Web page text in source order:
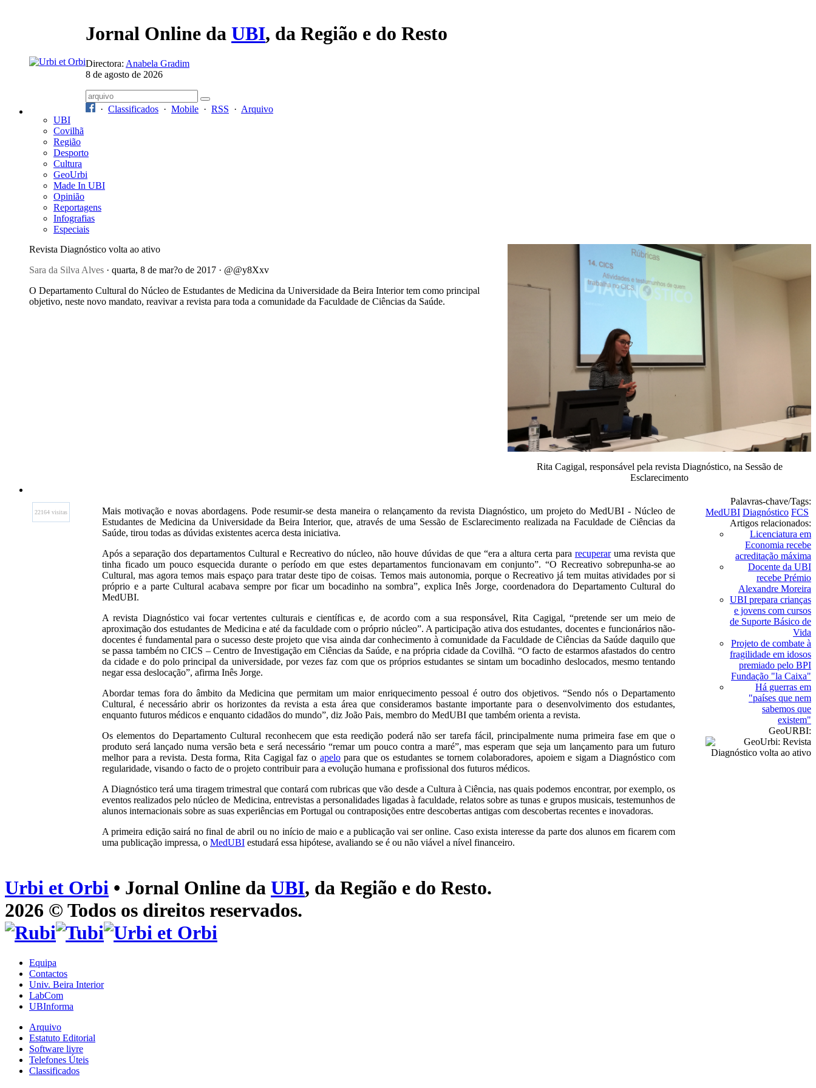
Jornal Online da UBI, da Região e do Resto
Directora: Anabela Gradim
8 de agosto de 2026
· Classificados · Mobile · RSS · Arquivo
UBI
Covilhã
Região
Desporto
Cultura
GeoUrbi
Made In UBI
Opinião
Reportagens
Infografias
Especiais
Revista Diagnóstico volta ao ativo
Sara da Silva Alves · quarta, 8 de mar?o de 2017 · @@y8Xxv
O Departamento Cultural do Núcleo de Estudantes de Medicina da Universidade da Beira Interior tem como principal
objetivo, neste novo mandato, reavivar a revista para toda a comunidade da Faculdade de Ciências da Saúde.
Rita Cagigal, responsável pela revista Diagnóstico, na Sessão de
Esclarecimento
22164 visitas
Mais motivação e novas abordagens. Pode resumir-se desta maneira o relançamento da revista Diagnóstico, um projeto do MedUBI - Núcleo de
Estudantes de Medicina da Universidade da Beira Interior, que, através de uma Sessão de Esclarecimento realizada na Faculdade de Ciências da
Saúde, tirou todas as dúvidas existentes acerca desta iniciativa.
Após a separação dos departamentos Cultural e Recreativo do núcleo, não houve dúvidas de que “era a altura certa para recuperaruma revista que
tinha ficado um pouco esquecida durante o período em que estes departamentos funcionavam em conjunto”. “O Recreativo sobrepunha-se ao
Cultural, mas agora temos mais espaço para tratar deste tipo de coisas. Temos mais autonomia, porque o Recreativo já tem muitas atividades por si
próprio e a parte Cultural acabava sempre por ficar um bocadinho na sombra”, explica Inês Jorge, coordenadora do Departamento Cultural do
MedUBI.
A revista Diagnóstico vai focar vertentes culturais e científicas e, de acordo com a sua responsável, Rita Cagigal, “pretende ser um meio de
aproximação dos estudantes de Medicina e até da faculdade com o próprio núcleo”. A participação ativa dos estudantes, docentes e funcionários não-
docentes é fundamental para o sucesso deste projeto que visa ainda dar conhecimento à comunidade da Faculdade de Ciências da Saúde daquilo que
se passa também no CICS – Centro de Investigação em Ciências da Saúde, e na própria cidade da Covilhã. “O facto de estarmos afastados do centro
da cidade e do polo principal da universidade, por vezes faz com que os próprios estudantes se sintam um bocadinho deslocados, mesmo tentando
negar essa deslocação”, afirma Inês Jorge.
Abordar temas fora do âmbito da Medicina que permitam um maior enriquecimento pessoal é outro dos objetivos. “Sendo nós o Departamento
Cultural, é necessário abrir os horizontes da revista a esta área que consideramos bastante importante para o desenvolvimento dos estudantes,
enquanto futuros médicos e enquanto cidadãos do mundo”, diz João Pais, membro do MedUBI que também orienta a revista.
Os elementos do Departamento Cultural reconhecem que esta reedição poderá não ser tarefa fácil, principalmente numa primeira fase em que o
produto será lançado numa versão beta e será necessário “remar um pouco contra a maré”, mas esperam que seja um lançamento para um futuro
melhor para a revista. Desta forma, Rita Cagigal faz o apelopara que os estudantes se tornem colaboradores, apoiem e sigam a Diagnóstico com
regularidade, visando o facto de o projeto contribuir para a evolução humana e profissional dos futuros médicos.
A Diagnóstico terá uma tiragem trimestral que contará com rubricas que vão desde a Cultura à Ciência, nas quais podemos encontrar, por exemplo, os
eventos realizados pelo núcleo de Medicina, entrevistas a personalidades ligadas à faculdade, relatos sobre as tunas e grupos musicais, testemunhos de
alunos internacionais sobre as suas experiências em Portugal ou contraposições entre descobertas antigas com descobertas recentes e inovadoras.
A primeira edição sairá no final de abril ou no início de maio e a publicação vai ser online. Caso exista interesse da parte dos alunos em ficarem com
uma publicação impressa, o MedUBI estudará essa hipótese, avaliando se é ou não viável a nível financeiro.
Palavras-chave/Tags:
MedUBI Diagnóstico FCS
Artigos relacionados:
Licenciatura em
Economia recebe
acreditação máxima
Docente da UBI
recebe Prémio
Alexandre Moreira
UBI prepara crianças
e jovens com cursos
de Suporte Básico de
Vida
Projeto de combate à
fragilidade em idosos
premiado pelo BPI
Fundação "la Caixa"
Há guerras em
"países que nem
sabemos que
existem"
GeoURBI:
Urbi et Orbi • Jornal Online da UBI, da Região e do Resto.
2026 © Todos os direitos reservados.
Equipa
Contactos
Univ. Beira Interior
LabCom
UBInforma
Arquivo
Estatuto Editorial
Software livre
Telefones Úteis
Classificados